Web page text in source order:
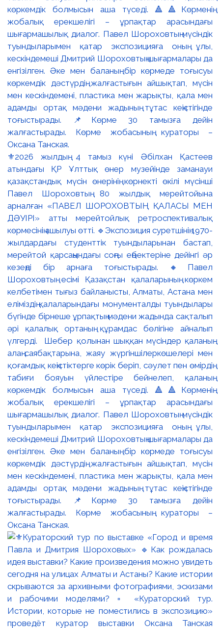
⚜️2026 жылдың 4 тамыз күні Әбілхан Қастеев
атындағы ҚР Ұлттық өнер музейінде заманауи
қазақстандық мүсін өнерінің көрнекті өкілі мүсінші
Павел Шороховтың 80 жылдық мерейтойына
арналған «ПАВЕЛ ШОРОХОВТЫҢ ҚАЛАСЫ МЕН
ДӘУІРІ» атты мерейтойлық ретроспективалық
көрмесінің ашылуы өтті. 🔹Экспозиция суретшінің 1970-
жылдардағы студенттік туындыларынан бастап,
мерейтой қарсаңындағы соңғы еңбектеріне дейінгі әр
кезеңді бір арнаға тоғыстырады. 🔸Павел
Шороховтың есімі Қазақстан қалаларының көркем
келбетімен тығыз байланысты, Алматы, Астана мен
еліміздің қалаларындағы монументалды туындылары
бүгінде бірнеше ұрпақтың мәдени жадында сақталып
әрі қалалық ортаның құрамдас бөлігіне айналып
үлгерді. Шебер қолынан шыққан мүсіндер қаланың
алаң-саябақтарына, жаяу жүргіншілеркөшелері мен
қоғамдық кеңістіктерге көрік беріп, сәулет пен өмірдің
табиғи бояуын үйлестіре бейнелеп, қаланың
көркемдік болмысын аша түседі. 🔺🔺Көрменің
жобалық ерекшелігі – ұрпақтар арасындағы
шығармашылық диалог. Павел Шороховтың мүсіндік
туындыларымен қатар экспозицияға оның ұлы,
кескіндемеші Дмитрий Шороховтың шығармалары да
енгізілген. Әке мен баланың бір көрмеде тоғысуы
көркемдік дәстүрдің жалғастығын айшықтап, мүсін
мен кескіндемені, пластика мен жарықты, қала мен
адамды ортақ мәдени жадының тұтас кеңістігінде
тоғыстырады. 📌Көрме 30 тамызға дейін
жалғастырады. Көрме жобасының кураторы –
Оксана Танская.